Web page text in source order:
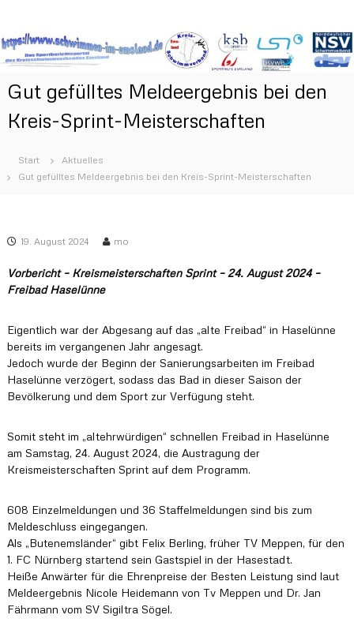
m
c
h
w
i
m
e
n
s
l
n
d
a
S
o
t
r
s
r
t
d
e
s
K
r
s
s
h
i
m
m
v
e
r
b
a
Gut gefülltes Meldeergebnis bei den
Kreis-Sprint-Meisterschaften
Start
Aktuelles
Gut gefülltes Meldeergebnis bei den Kreis-Sprint-Meisterschaften
19. August 2024 mo
Vorbericht – Kreismeisterschaften Sprint – 24. August 2024 –
Freibad Haselünne
Eigentlich war der Abgesang auf das „alte Freibad“ in Haselünne
bereits im vergangenen Jahr angesagt.
Jedoch wurde der Beginn der Sanierungsarbeiten im Freibad
Haselünne verzögert, sodass das Bad in dieser Saison der
Bevölkerung und dem Sport zur Verfügung steht.
Somit steht im „altehrwürdigen“ schnellen Freibad in Haselünne
am Samstag, 24. August 2024, die Austragung der
Kreismeisterschaften Sprint auf dem Programm.
608 Einzelmeldungen und 36 Staffelmeldungen sind bis zum
Meldeschluss eingegangen.
Als „Butenemsländer“ gibt Felix Berling, früher TV Meppen, für den
1. FC Nürnberg startend sein Gastspiel in der Hasestadt.
Heiße Anwärter für die Ehrenpreise der Besten Leistung sind laut
Meldeergebnis Nicole Heidemann von Tv Meppen und Dr. Jan
Fährmann vom SV Sigiltra Sögel.